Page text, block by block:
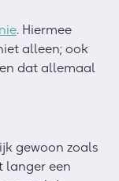
. Hiermee
alleen; ook
dat allemaal
gewoon zoals
langer een